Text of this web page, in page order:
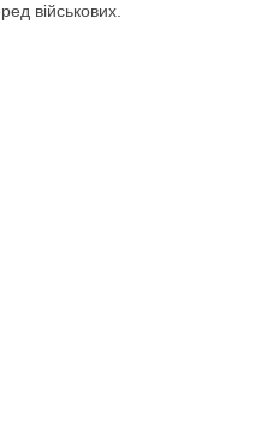
військових.